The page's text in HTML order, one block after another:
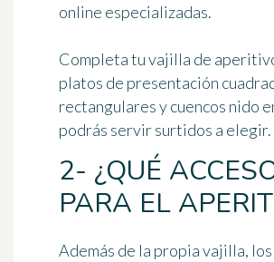
online especializadas.
Completa tu vajilla de
platos de presentación
rectangulares y cuencos nido
podrás servir surtidos a elegir.
2- ¿QUÉ
PARA EL
Además de la propia vajilla, los